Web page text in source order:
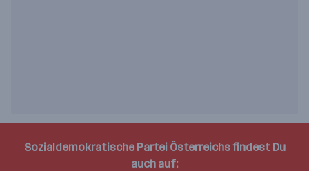
Sozialdemokratische Partei Österreichs findest Du
auch auf: